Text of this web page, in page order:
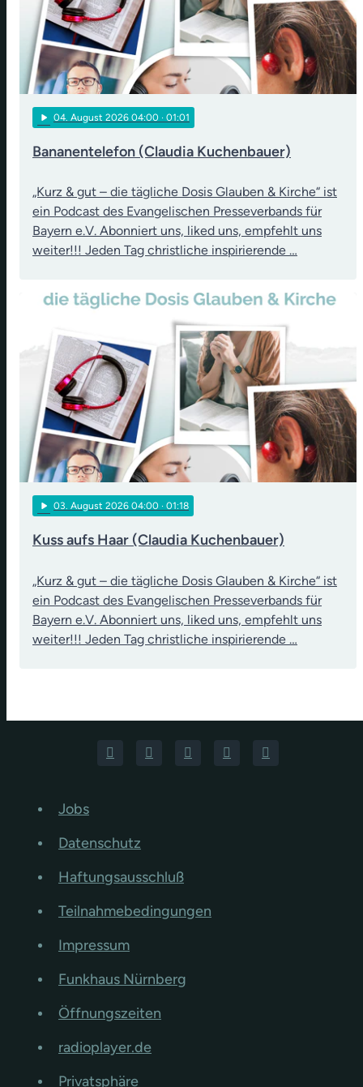
play_arrow 04. August 2026 04:00 · 01:01
Bananentelefon (Claudia Kuchenbauer)
„Kurz & gut – die tägliche Dosis Glauben & Kirche“ ist
ein Podcast des Evangelischen Presseverbands für
Bayern e.V. Abonniert uns, liked uns, empfehlt uns
weiter!!! Jeden Tag christliche inspirierende …
play_arrow 03. August 2026 04:00 · 01:18
Kuss aufs Haar (Claudia Kuchenbauer)
„Kurz & gut – die tägliche Dosis Glauben & Kirche“ ist
ein Podcast des Evangelischen Presseverbands für
Bayern e.V. Abonniert uns, liked uns, empfehlt uns
weiter!!! Jeden Tag christliche inspirierende …
Jobs
Datenschutz
Haftungsausschluß
Teilnahmebedingungen
Impressum
Funkhaus Nürnberg
Öffnungszeiten
radioplayer.de
Privatsphäre